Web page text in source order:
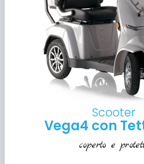
Scooter
Vega4 con
coperto e